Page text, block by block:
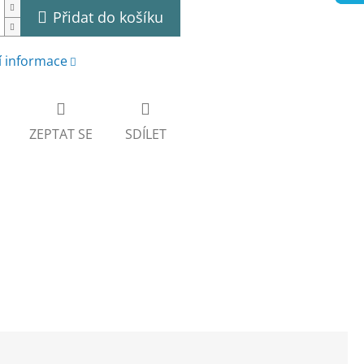
Přidat do košíku
informace
ZEPTAT SE SDÍLET